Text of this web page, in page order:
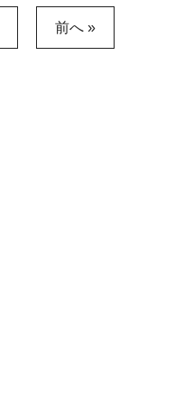
前へ »